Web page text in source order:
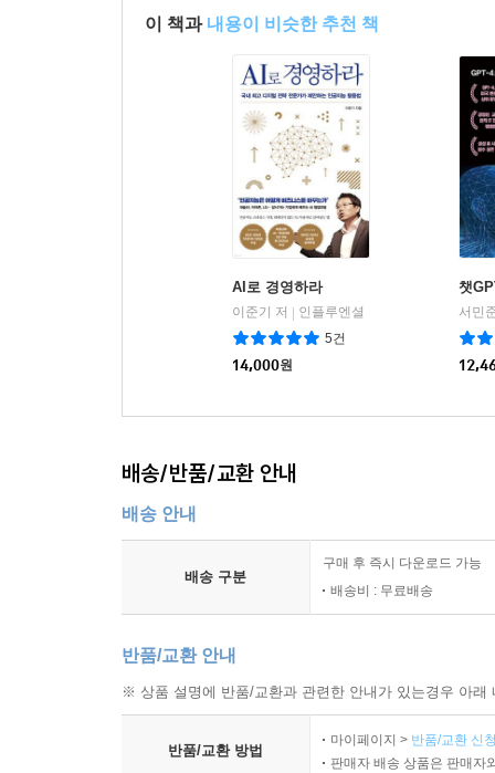
이 책과 내용이 비슷한 추천 책
AI로 경영하라
이준기 저
인플루엔셜
5건
14,000원
챗
배송/반품/교환 안내
배송 안내
배송 구분
구매 후 즉시 다운로드 가능
배송비 : 무료배송
반품/교환 안내
※ 상품 설명에 반품/교환과 관련한 안내가 있는경우 아
반품/교환 방법
마이페이지 > 반품/교환 신
판매자 배송 상품은 판매자